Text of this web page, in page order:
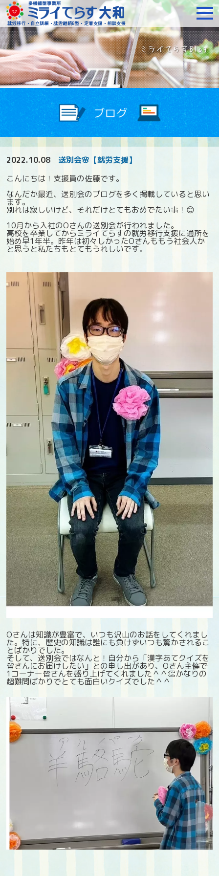
障がいをお持ちの方へ
2022.10.08
送別会🌸【就労支援】
こんにちは！支援員の佐藤です。
なんだか最近、送別会のブログを多く掲載していると思い
ます。
別れは寂しいけど、それだけとてもおめでたい事！😊
10月から入社のOさんの送別会が行われました。
高校を卒業してからミライてらすの就労移行支援に通所を
始め早1年半。昨年は初々しかったOさんももう社会人か
と思うと私たちもとてもうれしいです。
Oさんは知識が豊富で、いつも沢山のお話をしてくれまし
た。特に、歴史の知識は誰にも負けずいつも驚かされるこ
とばかりでした。
そして、送別会ではなんと！自分から「漢字あてクイズを
皆さんにお届けしたい」との申し出があり、Oさん主催で
1コーナー皆さんを盛り上げてくれました＾＾👏かなりの
超難問ばかりでとても面白いクイズでした＾＾